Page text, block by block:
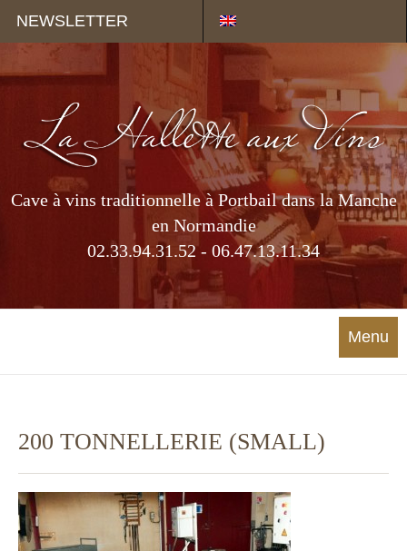
NEWSLETTER
Cave à vins traditionnelle à Portbail dans la Manche
en Normandie
02.33.94.31.52 - 06.47.13.11.34
Menu
200 TONNELLERIE (SMALL)
Panneau de gestion des cookies